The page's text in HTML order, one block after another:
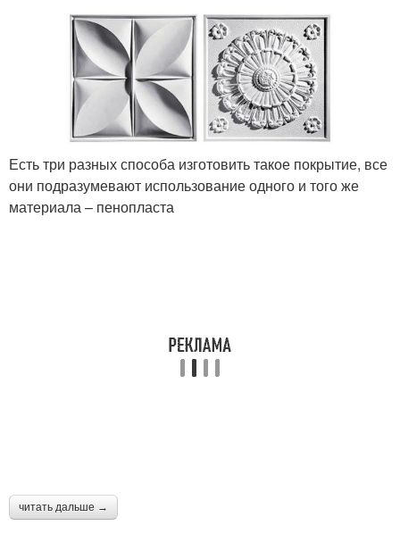
Есть три разных способа изготовить такое покрытие, все
они подразумевают использование одного и того же
материала – пенопласта
читать дальше →